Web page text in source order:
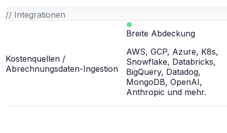
// Integrationen
Kostenquellen /
Abrechnungsdaten-Ingestion
Breite Abdeckung
AWS, GCP, Azure, K8s,
Snowflake, Databricks,
BigQuery, Datadog,
MongoDB, OpenAI,
Anthropic und mehr.